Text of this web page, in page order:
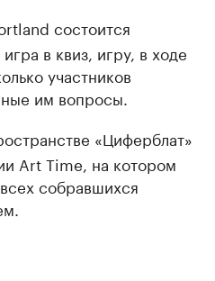
состоится
в квиз, игру, в ходе
участников
им вопросы.
«Циферблат»
Art Time, на котором
собравшихся